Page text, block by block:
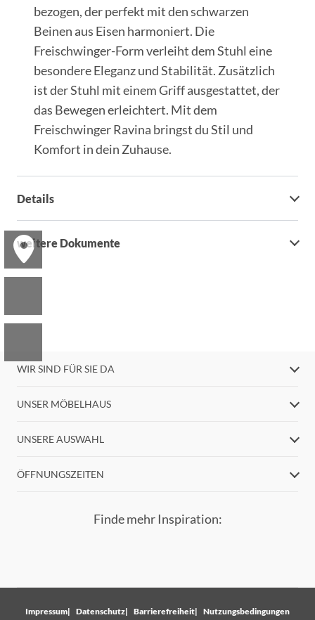
bezogen, der perfekt mit den schwarzen
Beinen aus Eisen harmoniert. Die
Freischwinger-Form verleiht dem Stuhl eine
besondere Eleganz und Stabilität. Zusätzlich
ist der Stuhl mit einem Griff ausgestattet, der
das Bewegen erleichtert. Mit dem
Freischwinger Ravina bringst du Stil und
Komfort in dein Zuhause.
Details
weitere Dokumente
WIR SIND FÜR SIE DA
UNSER MÖBELHAUS
UNSERE AUSWAHL
ÖFFNUNGSZEITEN
Finde mehr Inspiration:
Impressum Datenschutz Barrierefreiheit
Nutzungsbedingungen